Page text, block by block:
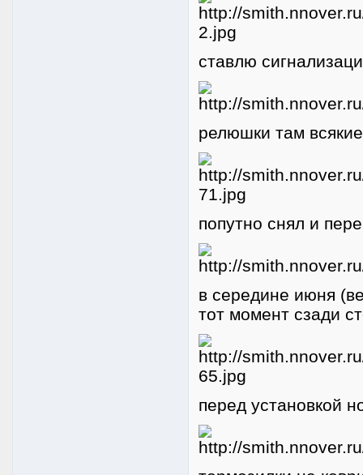
ставлю
релюшки там
попутно снял и
в середине июня
тот момент сзади
перед установкой